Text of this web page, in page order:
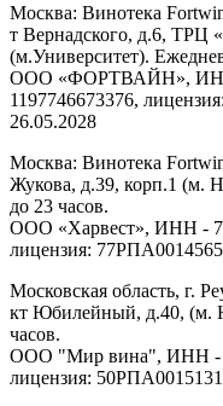
Москва: Винотека
т Вернадского, д.6, ТРЦ
(м.Университет).
ООО «ФОРТВАЙН», ИНН
1197746673376,
26.05.2028
Москва: Винотека
Жукова, д.39, корп.1 (м.
до 23 часов.
ООО «Харвест», ИНН -
лицензия:
Московская область, г.
кт Юбилейный, д.40, (м.
часов.
ООО "Мир вина", ИНН -
лицензия: